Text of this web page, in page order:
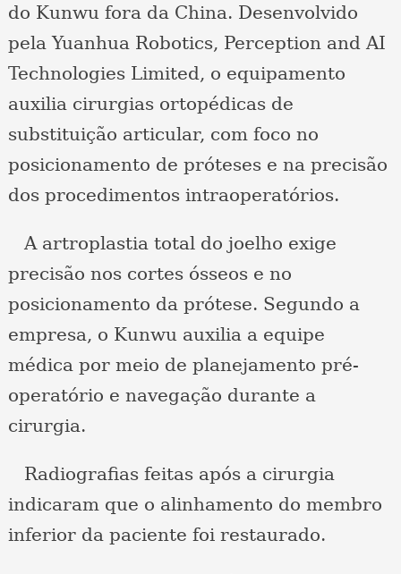
do Kunwu fora da China. Desenvolvido
pela Yuanhua Robotics, Perception and AI
Technologies Limited, o equipamento
auxilia cirurgias ortopédicas de
substituição articular, com foco no
posicionamento de próteses e na precisão
dos procedimentos intraoperatórios.
A artroplastia total do joelho exige
precisão nos cortes ósseos e no
posicionamento da prótese. Segundo a
empresa, o Kunwu auxilia a equipe
médica por meio de planejamento pré-
operatório e navegação durante a
cirurgia.
Radiografias feitas após a cirurgia
indicaram que o alinhamento do membro
inferior da paciente foi restaurado.